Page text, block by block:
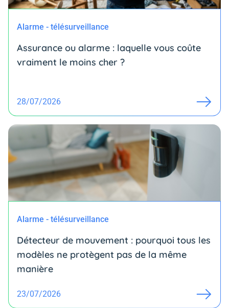
Alarme - télésurveillance
Assurance ou alarme : laquelle vous coûte
vraiment le moins cher ?
28/07/2026
Alarme - télésurveillance
Détecteur de mouvement : pourquoi tous les
modèles ne protègent pas de la même
manière
23/07/2026